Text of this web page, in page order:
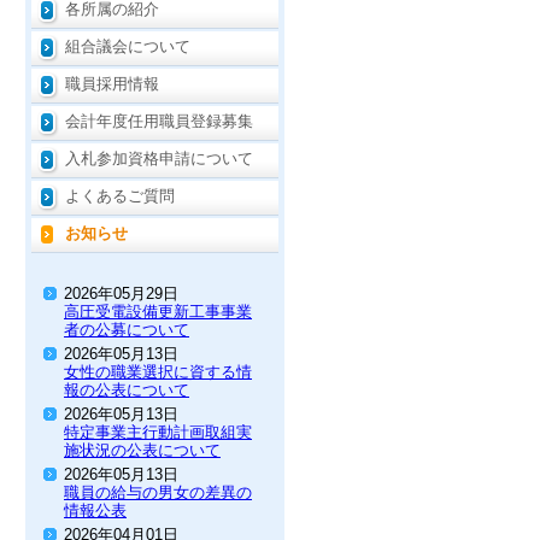
各所属の紹介
組合議会について
職員採用情報
会計年度任用職員登録募集
入札参加資格申請について
よくあるご質問
お知らせ
2026年05月29日
高圧受電設備更新工事事業
者の公募について
2026年05月13日
女性の職業選択に資する情
報の公表について
2026年05月13日
特定事業主行動計画取組実
施状況の公表について
2026年05月13日
職員の給与の男女の差異の
情報公表
2026年04月01日